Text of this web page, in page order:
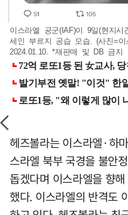
이스라엘 공군(IAF)이 9일(현지
세인 부르지 공습 모습. (사진=이
2024.01.10. *재판매 및 DB 금지
헤즈볼라는 이스라엘·하
스라엘 북부 국경을 불안
돕겠다며 이스라엘을 향
했다. 이스라엘의 반격도